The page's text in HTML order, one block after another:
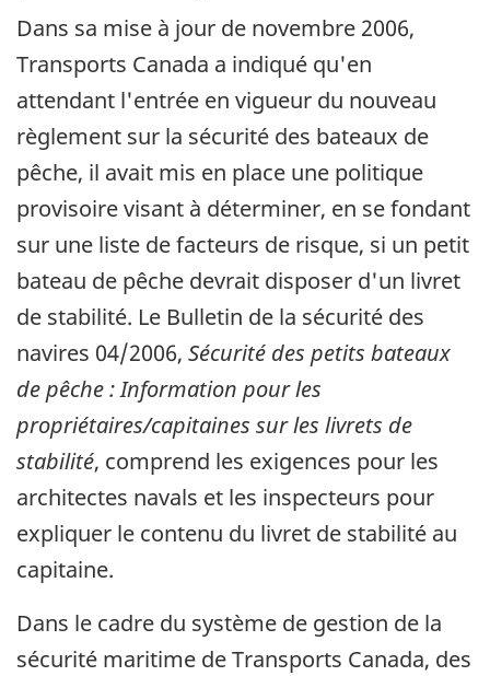
Dans sa mise à jour de novembre 2006,
Transports Canada a indiqué qu'en
attendant l'entrée en vigueur du nouveau
règlement sur la sécurité des bateaux de
pêche, il avait mis en place une politique
provisoire visant à déterminer, en se fondant
sur une liste de facteurs de risque, si un petit
bateau de pêche devrait disposer d'un livret
de stabilité. Le Bulletin de la sécurité des
navires 04/2006, Sécurité des petits bateaux
de pêche : Information pour les
propriétaires/capitaines sur les livrets de
stabilité, comprend les exigences pour les
architectes navals et les inspecteurs pour
expliquer le contenu du livret de stabilité au
capitaine.
Dans le cadre du système de gestion de la
sécurité maritime de Transports Canada, des